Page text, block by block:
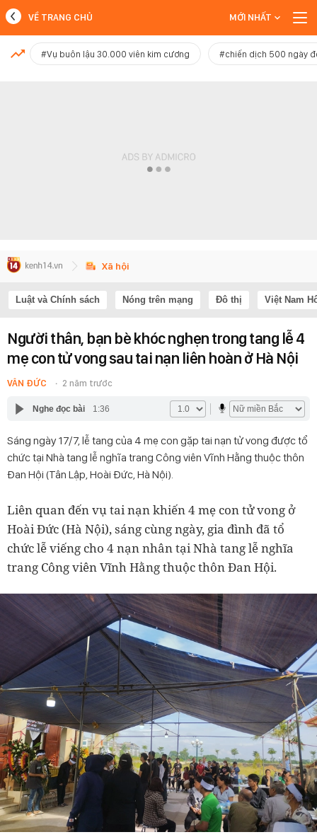
MỚI NHẤT
VỀ TRANG CHỦ MỚI NHẤT
#Vụ buôn lậu 30.000 viên kim cương #chiến dịch 500 ngày
Xã hội
Luật và Chính sách Nóng trên mạng Đô thị Việt Nam
Người thân, bạn bè khóc nghẹn trong tang lễ 4
mẹ con tử vong sau tai nạn liên hoàn ở Hà Nội
VÂN ĐỨC 2 năm trước
Nghe đọc bài 1:36
Sáng ngày 17/7, lễ tang của 4 mẹ con gặp tai nạn tử vong được tổ
chức tại Nhà tang lễ nghĩa trang Công viên Vĩnh Hằng thuộc thôn
Đan Hội (Tân Lập, Hoài Đức, Hà Nội).
Liên quan đến vụ tai nạn khiến 4 mẹ con tử vong ở
Hoài Đức (Hà Nội), sáng cùng ngày, gia đình đã tổ
chức lễ viếng cho 4 nạn nhân tại Nhà tang lễ nghĩa
trang Công viên Vĩnh Hằng thuộc thôn Đan Hội.